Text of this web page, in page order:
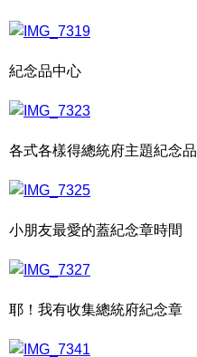
紀念品中心
各式各樣得總統府主題紀念品
小朋友最愛的蓋紀念章時間
耶！我有收集總統府紀念章